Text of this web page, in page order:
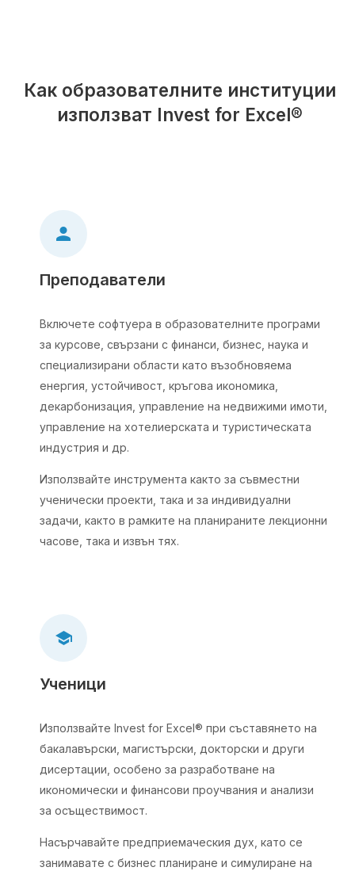
Как образователните институции
използват Invest for Excel®
Преподаватели
Включете софтуера в образователните програми
за курсове, свързани с финанси, бизнес, наука и
специализирани области като възобновяема
енергия, устойчивост, кръгова икономика,
декарбонизация, управление на недвижими имоти,
управление на хотелиерската и туристическата
индустрия и др.
Използвайте инструмента както за съвместни
ученически проекти, така и за индивидуални
задачи, както в рамките на планираните лекционни
часове, така и извън тях.
Ученици
Използвайте Invest for Excel® при съставянето на
бакалавърски, магистърски, докторски и други
дисертации, особено за разработване на
икономически и финансови проучвания и анализи
за осъществимост.
Насърчавайте предприемаческия дух, като се
занимавате с бизнес планиране и симулиране на